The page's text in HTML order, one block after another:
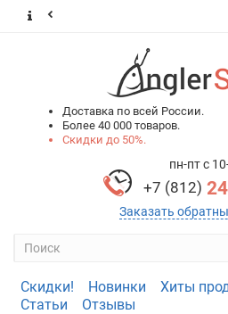
Доставка по всей России.
Более 40 000 товаров.
Скидки до 50%.
пн-пт с
+7 (812)
Заказать
Скидки! Новинки Хиты
Статьи
Отзывы